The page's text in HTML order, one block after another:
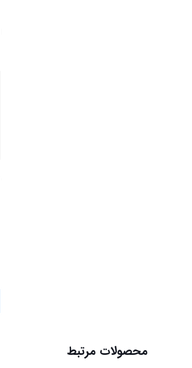
محصولات مرتبط